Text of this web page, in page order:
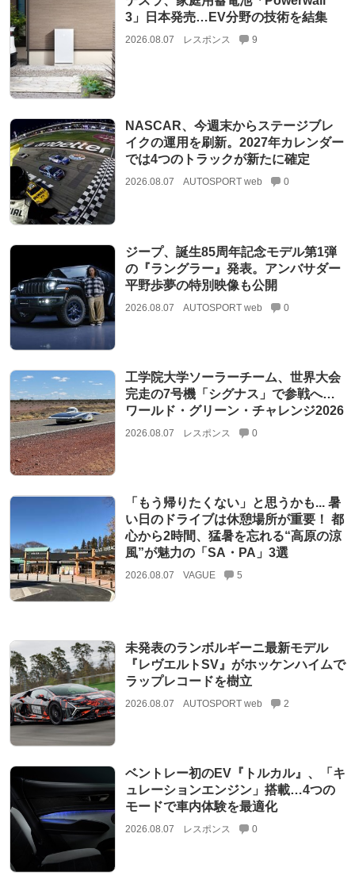
3」日本発売…EV分野の技術を結集
2026.08.07 レスポンス 9
NASCAR、今週末からステージブレ
イクの運用を刷新。2027年カレンダー
では4つのトラックが新たに確定
2026.08.07 AUTOSPORT web 0
ジープ、誕生85周年記念モデル第1弾
の『ラングラー』発表。アンバサダー
平野歩夢の特別映像も公開
2026.08.07 AUTOSPORT web 0
工学院大学ソーラーチーム、世界大会
完走の7号機「シグナス」で参戦へ…
ワールド・グリーン・チャレンジ2026
2026.08.07 レスポンス 0
「もう帰りたくない」と思うかも... 暑
い日のドライブは休憩場所が重要！ 都
心から2時間、猛暑を忘れる“高原の涼
風”が魅力の「SA・PA」3選
2026.08.07 VAGUE 5
未発表のランボルギーニ最新モデル
『レヴエルトSV』がホッケンハイムで
ラップレコードを樹立
2026.08.07 AUTOSPORT web 2
ベントレー初のEV『トルカル』、「キ
ュレーションエンジン」搭載…4つの
モードで車内体験を最適化
2026.08.07 レスポンス 0